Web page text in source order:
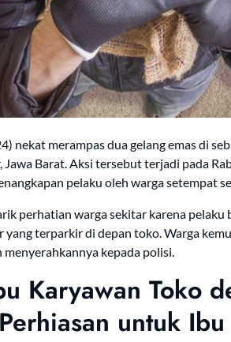
nekat merampas dua gelang emas di
Jawa Barat. Aksi tersebut terjadi pada
pelaku oleh warga setempat
perhatian warga sekitar karena pelaku
yang terparkir di depan toko. Warga
kepada polisi.
Karyawan Toko
untuk Ibu